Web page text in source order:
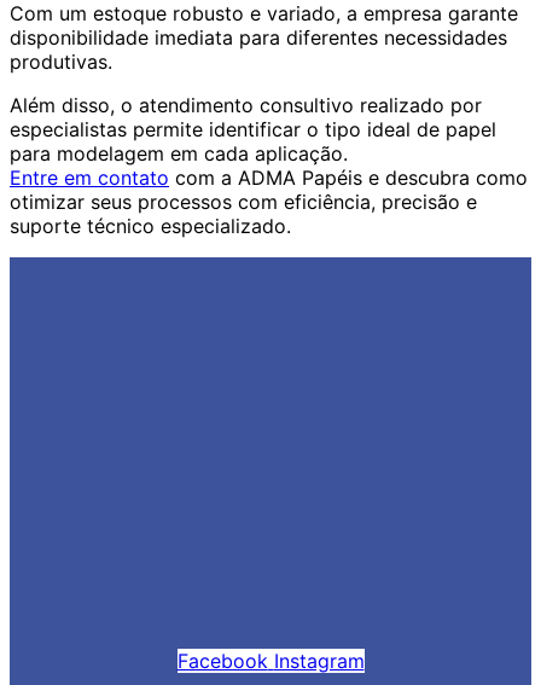
Com um estoque robusto e variado, a empresa garante
disponibilidade imediata para diferentes necessidades
produtivas.
Além disso, o atendimento consultivo realizado por
especialistas permite identificar o tipo ideal de papel
para modelagem em cada aplicação.
Entre em contato com a ADMA Papéis e descubra como
otimizar seus processos com eficiência, precisão e
suporte técnico especializado.
Facebook Instagram